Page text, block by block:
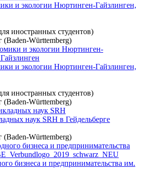
и экологии Нюртинген-Гайзлинген,
иностранных студентов)
Württemberg)
и экологии Нюртинген-Гайзлинген,
иностранных студентов)
Württemberg)
наук SRH в Гейдельберге
Württemberg)
бизнеса и предпринимательства им.